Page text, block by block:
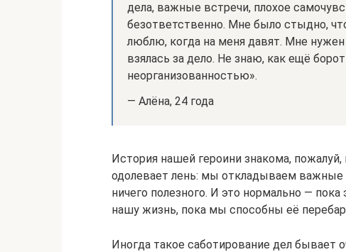
дела, важные встречи, плохое
безответственно. Мне было стыдно,
люблю, когда на меня давят. Мне
взялась за дело. Не знаю, как ещё
неорганизованностью».
— Алёна, 24 года
История нашей героини знакома,
одолевает лень: мы откладываем важные
ничего полезного. И это нормально —
нашу жизнь, пока мы способны её
Иногда такое саботирование дел бывает